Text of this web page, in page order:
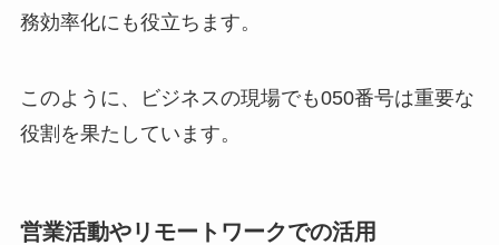
務効率化にも役立ちます。
このように、ビジネスの現場でも050番号は重要な
役割を果たしています。
営業活動やリモートワークでの活用